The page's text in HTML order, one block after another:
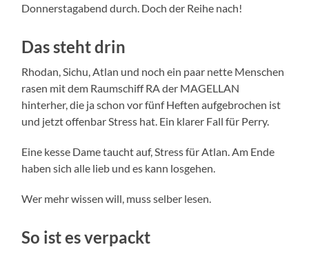
Donnerstagabend durch. Doch der Reihe nach!
Das steht drin
Rhodan, Sichu, Atlan und noch ein paar nette Menschen
rasen mit dem Raumschiff RA der MAGELLAN
hinterher, die ja schon vor fünf Heften aufgebrochen ist
und jetzt offenbar Stress hat. Ein klarer Fall für Perry.
Eine kesse Dame taucht auf, Stress für Atlan. Am Ende
haben sich alle lieb und es kann losgehen.
Wer mehr wissen will, muss selber lesen.
So ist es verpackt